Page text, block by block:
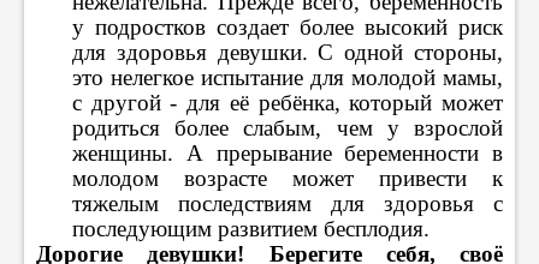
у подростков создает более высокий риск
для здоровья девушки. С одной стороны,
это нелегкое испытание для молодой мамы,
с другой - для её ребёнка, который может
родиться более слабым, чем у взрослой
женщины. А прерывание беременности в
молодом возрасте может привести к
тяжелым последствиям для здоровья с
последующим развитием бесплодия.
Дорогие девушки! Берегите себя, своё